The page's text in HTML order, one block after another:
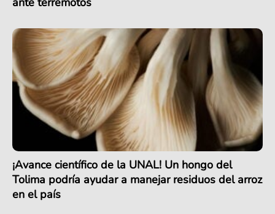
¡Avance científico de la UNAL! Un hongo del
Tolima podría ayudar a manejar residuos del arroz
en el país